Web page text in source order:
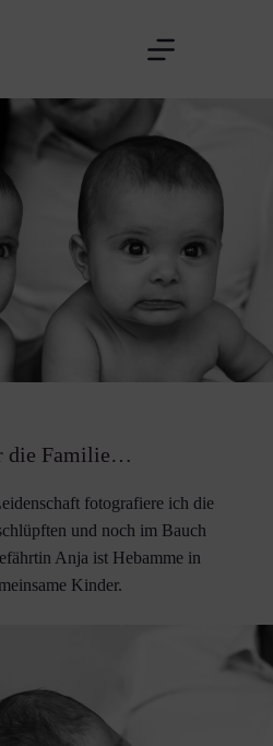
die Familie…
fotografiere ich die
und noch im Bauch
Anja ist Hebamme in
Kinder.